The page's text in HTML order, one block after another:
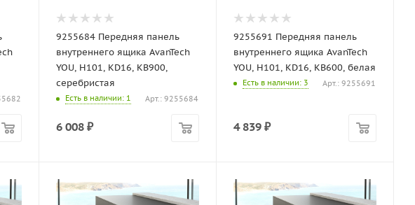
9255684 Передняя панель
внутреннего ящика AvanTech
YOU, H101, KD16, KB900,
серебристая
Есть в наличии: 1 Арт.: 9255684
6 008 ₽
9255691 Передняя панель
внутреннего ящика AvanTech
YOU, H101, KD16, KB600, белая
Есть в наличии: 3 Арт.: 9255691
4 839 ₽